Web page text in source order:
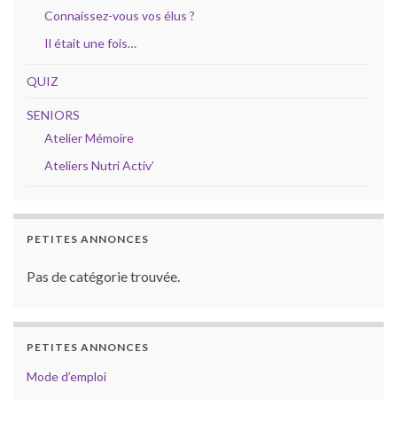
Connaissez-vous vos élus ?
Il était une fois…
QUIZ
SENIORS
Atelier Mémoire
Ateliers Nutri Activ’
PETITES ANNONCES
Pas de catégorie trouvée.
PETITES ANNONCES
Mode d’emploi